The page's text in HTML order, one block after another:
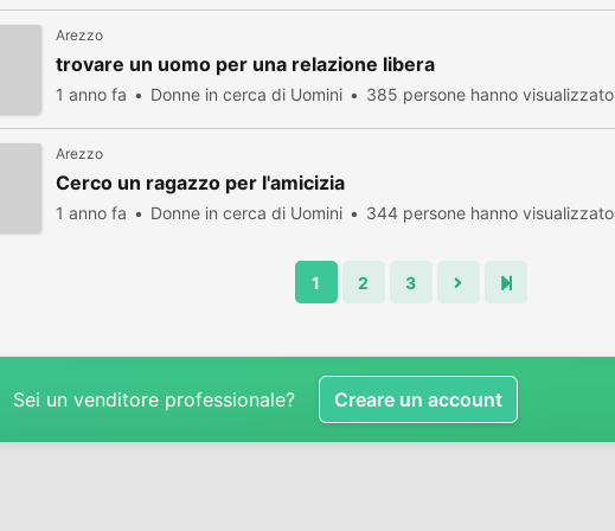
Arezzo
trovare un uomo per una relazione libera
1 anno fa Donne in cerca di Uomini 385 persone hanno visualizzato
Arezzo
Cerco un ragazzo per l'amicizia
1 anno fa Donne in cerca di Uomini 344 persone hanno visualizzato
1 2 3
Sei un venditore professionale? Creare un account